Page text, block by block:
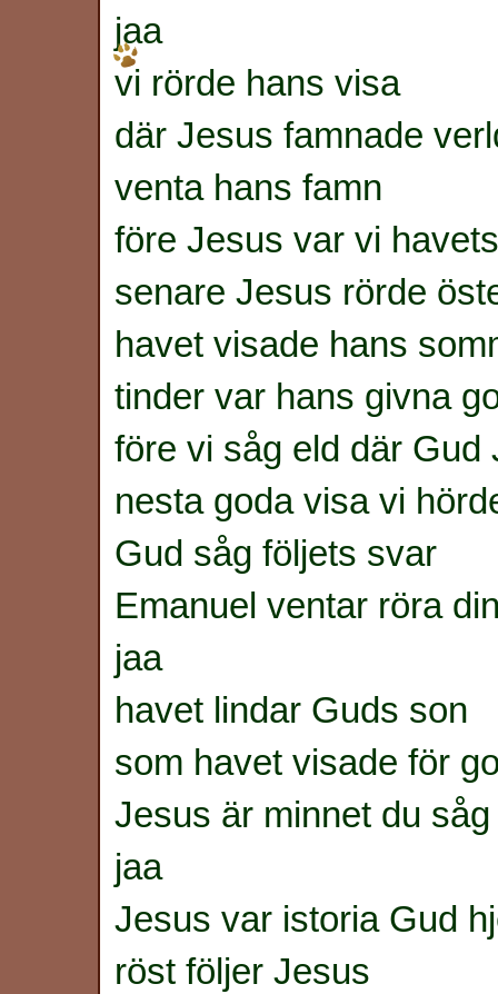
jaa
vi rörde hans visa
där Jesus famnade
venta hans famn
före Jesus var vi
senare Jesus rörde
havet visade hans
tinder var hans givna
före vi såg eld där Gud
nesta goda visa vi
Gud såg följets svar
Emanuel ventar röra
jaa
havet lindar Guds son
som havet visade för
Jesus är minnet du såg
jaa
Jesus var istoria Gud
röst följer Jesus